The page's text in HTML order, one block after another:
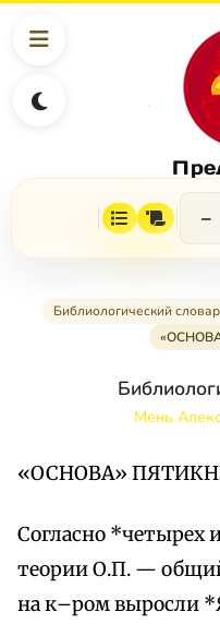
−
Библиологический
Мень
«ОСНОВА»
Согласно *четырех
теории О.П. —
на к–ром выросли